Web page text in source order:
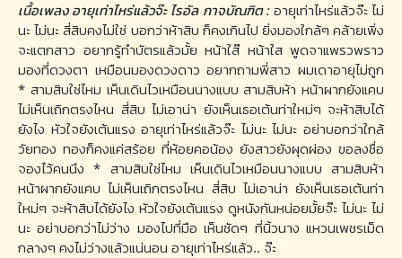
เนื้อเพลง อายุเท่าไหร่แล้วจ๊ะ ไรอัล กาจบัณฑิต : อายุเท่าไหร่แล้วจ๊ะ ไม่
นะ ไม่นะ สี่สิบคงไม่ใช่ บอกว่าห้าสิบ ก็คงเกินไป ยิ่งมองใกล้ๆ คล้ายเพิ่ง
จะแตกสาว อยากรู้ทำบัตรแล้วมั้ย หน้าใส๊ หน้าใส พูดจาแพรวพราว
มองที่ดวงตา เหมือนมองดวงดาว อยากถามพี่สาว ผมเดาอายุไม่ถูก
* สามสิบใช่ไหม เห็นเดินไวเหมือนนางแบบ สามสิบห้า หน้าผากยังแคบ
ไม่เห็นเถิกตรงไหน สี่สิบ ไม่เอาน่า ยังเห็นเธอเต้นท่าใหม่ๆ จะห้าสิบได้
ยังไง หัวใจยังเต้นแรง อายุเท่าไหร่แล้วจ๊ะ ไม่นะ ไม่นะ อย่าบอกว่าใกล้
วัยทอง ทองก็คงแค่สร้อย ที่ห้อยคอน้อง ยังสาวยังผุดผ่อง ขอลงชื่อ
จองไว้คนนึง * สามสิบใช่ไหม เห็นเดินไวเหมือนนางแบบ สามสิบห้า
หน้าผากยังแคบ ไม่เห็นเถิกตรงไหน สี่สิบ ไม่เอาน่า ยังเห็นเธอเต้นท่า
ใหม่ๆ จะห้าสิบได้ยังไง หัวใจยังเต้นแรง ดูหนังกันหน่อยมั้ยจ๊ะ ไม่นะ ไม่
นะ อย่าบอกว่าไม่ว่าง มองไปที่มือ เห็นชัดๆ ที่นิ้วนาง แหวนเพชรเม็ด
กลางๆ คงไม่ว่างแล้วแน่นอน อายุเท่าไหร่แล้ว.. จ๊ะ